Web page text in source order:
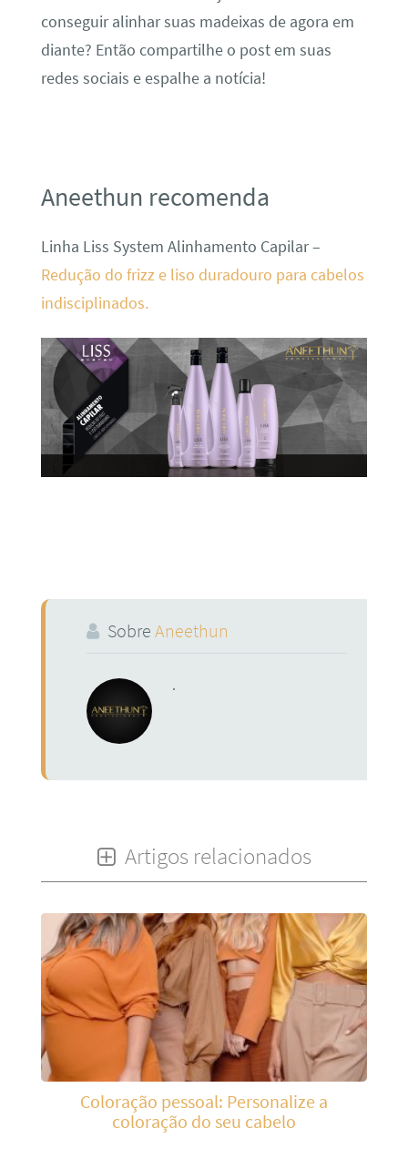
conseguir alinhar suas madeixas de agora em
diante? Então compartilhe o post em suas
redes sociais e espalhe a notícia!
Aneethun recomenda
Linha Liss System Alinhamento Capilar –
Redução do frizz e liso duradouro para cabelos
indisciplinados.
Sobre Aneethun
.
Artigos relacionados
Coloração pessoal: Personalize a
coloração do seu cabelo